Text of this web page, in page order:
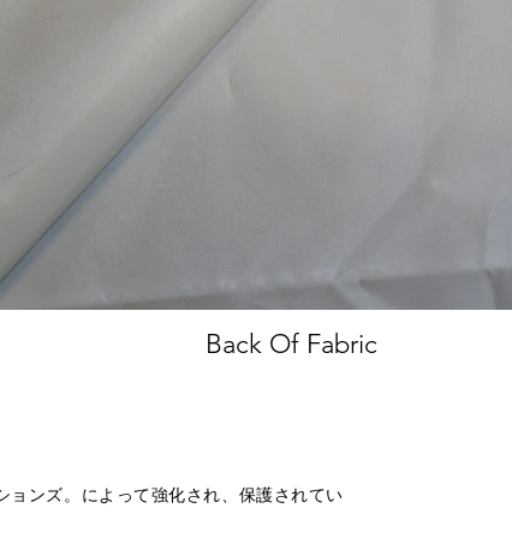
Back Of Fabric
ンズ。によって強化され、保護されてい